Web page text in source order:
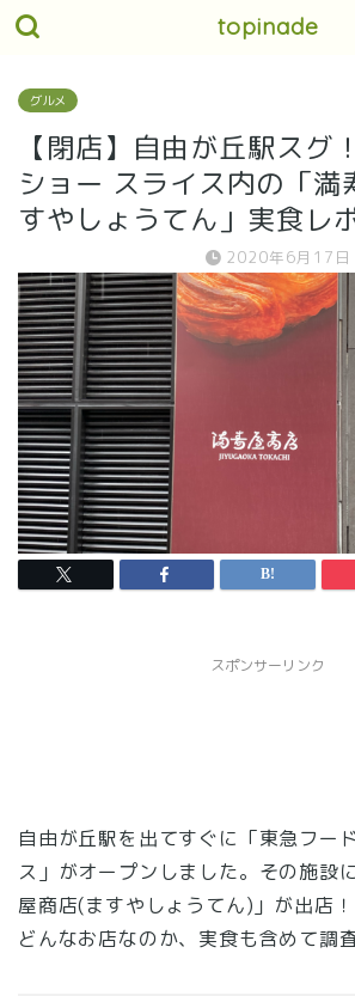
topinade
グルメ
【閉店】自由が丘駅スグ
ショー スライス内の「
すやしょうてん」実食レ
2020年6月17日
スポンサーリンク
自由が丘駅を出てすぐに「東急フー
ス」がオープンしました。その施設
屋商店(ますやしょうてん)」が出店
どんなお店なのか、実食も含めて調